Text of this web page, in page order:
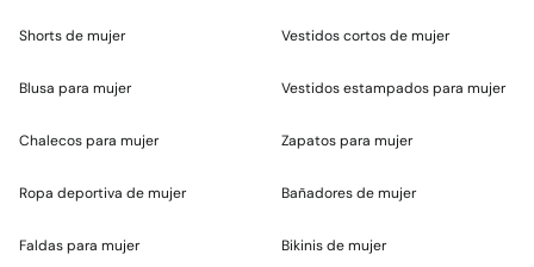
Shorts de mujer
Blusa para mujer
Chalecos para mujer
Ropa deportiva de mujer
Faldas para mujer
Vestidos cortos de mujer
Vestidos estampados para mujer
Zapatos para mujer
Bañadores de mujer
Bikinis de mujer